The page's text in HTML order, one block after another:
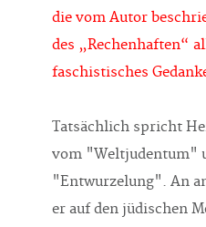
die vom Autor
des „Rechenhaften“
faschistisches
Tatsächlich spricht
vom "Weltjudentum"
"Entwurzelung". An
er auf den jüdischen